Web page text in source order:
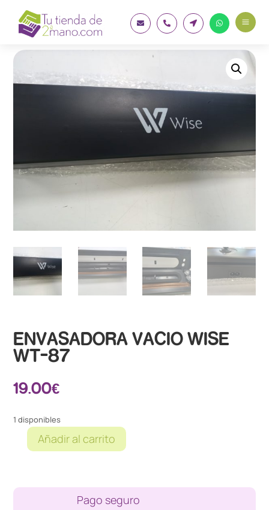
    a
ENVASADORA VACIO WISE
WT-87
19.00€
1 disponibles
ENVASADORA
WT-
Añadir al carrito
Pago seguro